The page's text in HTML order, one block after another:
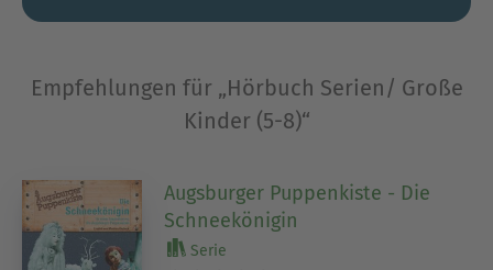
Empfehlungen für „Hörbuch Serien/ Große
Kinder (5-8)“
Augsburger Puppenkiste - Die
Schneekönigin
Serie